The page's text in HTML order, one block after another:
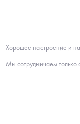
Хорошее настроение и
Мы сотрудничаем только